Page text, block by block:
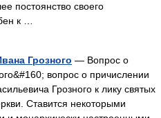
постоянство своего
к …
Грозного — Вопрос о
вопрос о причислении
Грозного к лику святых
Ставится некоторыми